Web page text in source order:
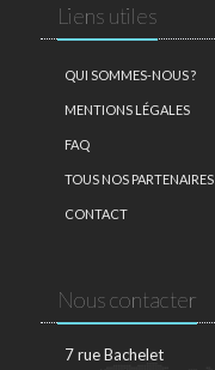
Liens utiles
QUI SOMMES-NOUS ?
MENTIONS LÉGALES
FAQ
TOUS NOS PARTENAIRES
CONTACT
Nous contacter
7 rue Bachelet